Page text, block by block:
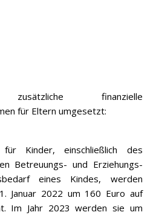
finanzielle
für Eltern umgesetzt:
Kinder, einschließlich des
Betreuungs- und Erziehungs-
eines Kindes, werden
Januar 2022 um 160 Euro auf
Im Jahr 2023 werden sie um